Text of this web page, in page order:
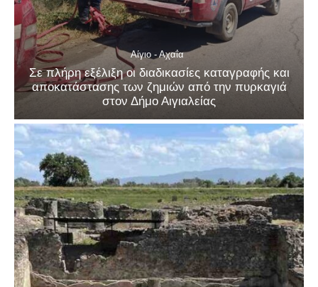
Αίγιο - Αχαΐα
Σε πλήρη εξέλιξη οι διαδικασίες καταγραφής και
αποκατάστασης των ζημιών από την πυρκαγιά
στον Δήμο Αιγιαλείας